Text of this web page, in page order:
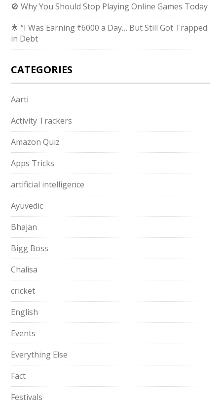
🚫 Why You Should Stop Playing Online Games Today
🌟 “I Was Earning ₹6000 a Day… But Still Got Trapped
in Debt
CATEGORIES
Aarti
Activity Trackers
Amazon Quiz
Apps Tricks
artificial intelligence
Ayuvedic
Bhajan
Bigg Boss
Chalisa
cricket
English
Events
Everything Else
Fact
Festivals